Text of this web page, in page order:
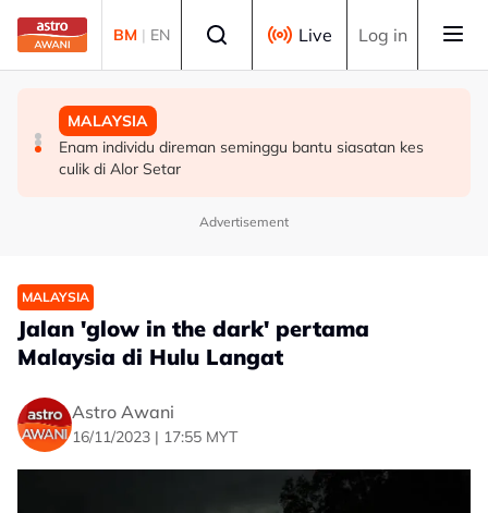
Skip to main content
BM | EN Live Log in
SUKAN
Hakim Danish kekal bersama MSi Racing Team musim
depan
MALAYSIA
Pulau Pinang henti pelaksanaan ANPR serta-merta,
semak semula perincian - Chow
MALAYSIA
Enam individu direman seminggu bantu siasatan kes
culik di Alor Setar
Advertisement
MALAYSIA
Jalan 'glow in the dark' pertama
Malaysia di Hulu Langat
Astro Awani
16/11/2023 | 17:55 MYT